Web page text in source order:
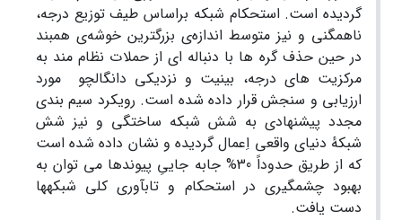
گردیده است. استحکام شبکه براساس طیف توزیع درجه،
ناهمگنی و نیز متوسط اندازه‌ی بزرگترین خوشه‌ی همبند
در حین حذف گره ها با دنباله ای از حملات نظام مند به
مرکزیت های درجه، بینیت و نزدیکی دانگالچو مورد
ارزیابی و سنجش قرار داده شده است. رویکرد سیم بندی
مجدد پیشنهادی به شش شبکه ساختگی و نیز شش
شبکه‌ٔ دنیای واقعی اِعمال گردیده و نشان داده شده است
که از طریق حدوداً 30% جابه جاییِ پیوندها می توان به
بهبود چشمگیری در استحکام و تابآوری کلی شبکهها
دست یافت.